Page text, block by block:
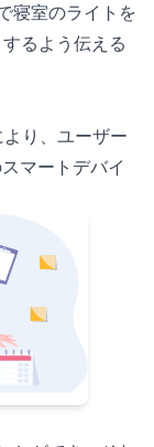
寝室のライトを
るよう伝える
り、ユーザー
マートデバイ